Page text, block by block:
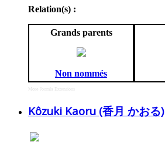
Relation(s) :
Grands parents
Non nommés
More Joomla Extensions
Kôzuki Kaoru (香月 かおる)